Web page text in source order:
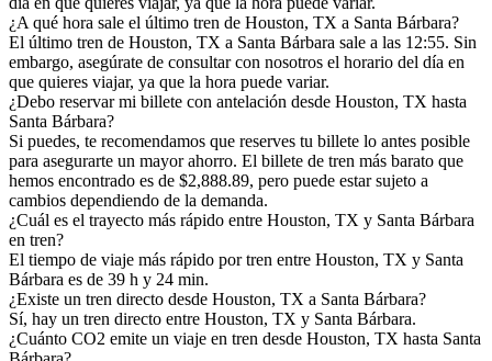
¿A qué hora sale el último tren de Houston, TX a Santa Bárbara?
El último tren de Houston, TX a Santa Bárbara sale a las 12:55. Sin
embargo, asegúrate de consultar con nosotros el horario del día en
que quieres viajar, ya que la hora puede variar.
¿Debo reservar mi billete con antelación desde Houston, TX hasta
Santa Bárbara?
Si puedes, te recomendamos que reserves tu billete lo antes posible
para asegurarte un mayor ahorro. El billete de tren más barato que
hemos encontrado es de $2,888.89, pero puede estar sujeto a
cambios dependiendo de la demanda.
¿Cuál es el trayecto más rápido entre Houston, TX y Santa Bárbara
en tren?
El tiempo de viaje más rápido por tren entre Houston, TX y Santa
Bárbara es de 39 h y 24 min.
¿Existe un tren directo desde Houston, TX a Santa Bárbara?
Sí, hay un tren directo entre Houston, TX y Santa Bárbara.
¿Cuánto CO2 emite un viaje en tren desde Houston, TX hasta Santa